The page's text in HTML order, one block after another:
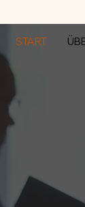
START